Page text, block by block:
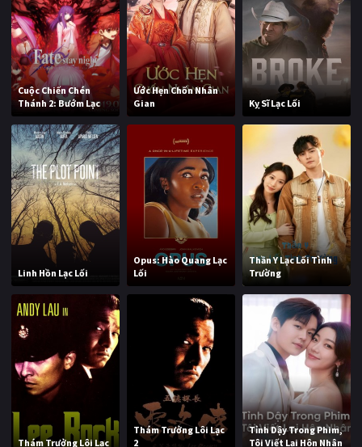
Cuộc Chiến Chén
Thánh 2: Bướm Lạc
Ước Hẹn Chốn Nhân
Gian
Kỵ Sĩ Lạc Lối
Linh Hồn Lạc Lối
Opus: Hào Quang Lạc
Lối
Thần Y Lạc Lối Tình
Trường
Thám Trưởng Lôi Lạc
Thám Trưởng Lôi Lạc
2
Tỉnh Dậy Trong Phim,
Tôi Viết Lại Hôn Nhân